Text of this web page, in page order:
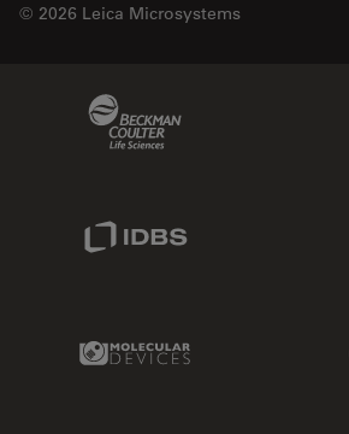
© 2026 Leica Microsystems
Molecular Devices Link